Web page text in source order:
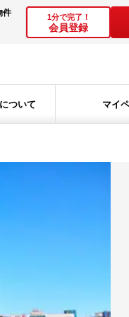
件 1分で完了！
会員登録
ついて マイ